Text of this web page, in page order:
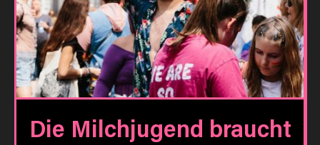
Die Milchjugend braucht